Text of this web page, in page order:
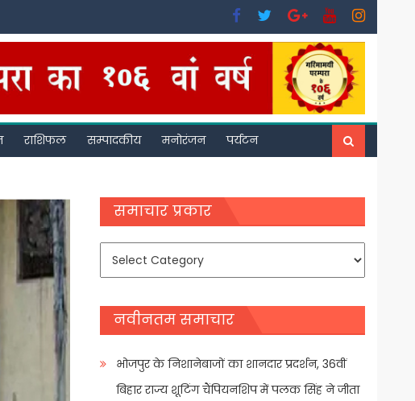
राशिफल सम्पादकीय मनोरंजन पर्यटन
समाचार प्रकार
समाचार
नवीनतम समाचार
भोजपुर के निशानेबाजों का शानदार प्रदर्शन, 36वीं
बिहार राज्य शूटिंग चैंपियनशिप में पलक सिंह ने जीता